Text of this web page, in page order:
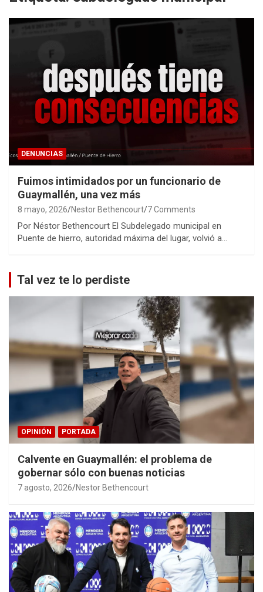
DENUNCIAS
Fuimos intimidados por un funcionario de
Guaymallén, una vez más
8 mayo, 2026 Nestor Bethencourt 7 Comments
Por Néstor Bethencourt El Subdelegado municipal en
Puente de hierro, autoridad máxima del lugar, volvió a…
Tal vez te lo perdiste
OPINIÓN PORTADA
Calvente en Guaymallén: el problema de
gobernar sólo con buenas noticias
7 agosto, 2026 Nestor Bethencourt